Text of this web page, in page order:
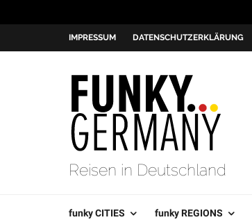
IMPRESSUM DATENSCHUTZERKLÄRUNG
Reisen in Deutschland
funky CITIES funky REGIONS